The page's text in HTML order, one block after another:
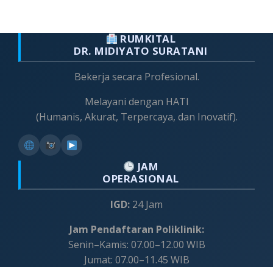
RUMKITAL
DR. MIDIYATO SURATANI
Bekerja secara Profesional.
Melayani dengan HATI
(Humanis, Akurat, Terpercaya, dan Inovatif).
JAM
OPERASIONAL
IGD: 24 Jam
Jam Pendaftaran Poliklinik:
Senin–Kamis: 07.00–12.00 WIB
Jumat: 07.00–11.45 WIB